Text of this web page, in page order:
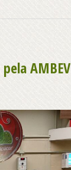
AMBEV